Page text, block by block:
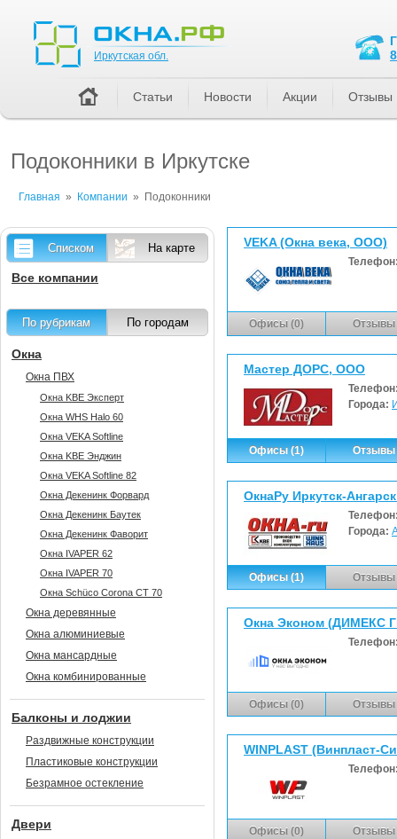
Подоконники в Иркутске
Главная » Компании » Подоконники
VEKA (Окна века, ООО)
Офисы (0) Отзывы
Мастер ДОРС, ООО
Города:
Офисы (1) Отзывы
ОкнаРу Иркутск-
Города:
Офисы (1) Отзывы
Окна Эконом (ДИМЕКС
Офисы (0) Отзывы
WINPLAST (Винпласт-
Офисы (0) Отзывы
Списком На карте
Все компании
По рубрикам По городам
Окна
Окна ПВХ
Окна KBE Эксперт
Окна WHS Halo 60
Окна VEKA Softline
Окна KBE Энджин
Окна VEKA Softline 82
Окна Декенинк Форвард
Окна Декенинк Баутек
Окна Декенинк Фаворит
Окна IVAPER 62
Окна IVAPER 70
Окна Sсhüco Corona CT 70
Окна деревянные
Окна алюминиевые
Окна мансардные
Окна комбинированные
Балконы и лоджии
Раздвижные конструкции
Пластиковые конструкции
Безрамное остекление
Двери
Иркутская обл.
Статьи Новости Акции Отзывы